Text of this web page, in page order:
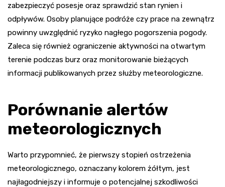
zabezpieczyć posesje oraz sprawdzić stan rynien i
odpływów. Osoby planujące podróże czy prace na zewnątrz
powinny uwzględnić ryzyko nagłego pogorszenia pogody.
Zaleca się również ograniczenie aktywności na otwartym
terenie podczas burz oraz monitorowanie bieżących
informacji publikowanych przez służby meteorologiczne.
Porównanie alertów
meteorologicznych
Warto przypomnieć, że pierwszy stopień ostrzeżenia
meteorologicznego, oznaczany kolorem żółtym, jest
najłagodniejszy i informuje o potencjalnej szkodliwości